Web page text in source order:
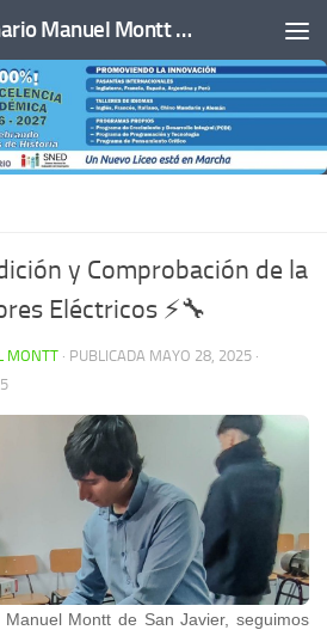
Portal Liceo Bicentenario Manuel Montt de San Javier
y Comprobación de la
Eléctricos ⚡🔧
MONTT · PUBLICADA MAYO 28, 2025 ·
Montt de San Javier, seguimos